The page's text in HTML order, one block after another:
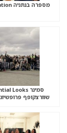
מספרה בנתניה Beauty Station
שוורצקופף